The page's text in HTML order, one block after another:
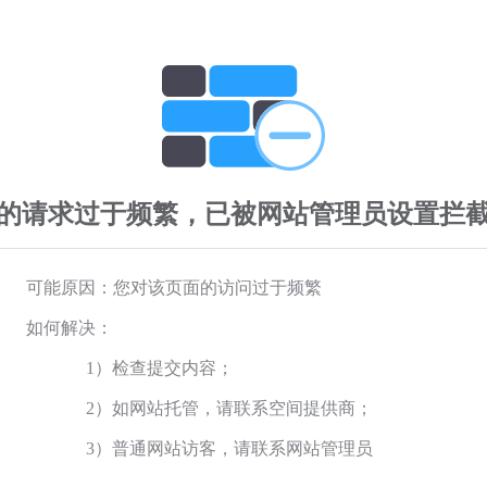
请求过于频繁，已被网站管理员设置拦
可能原因：您对该页面的访问过于频繁
如何解决：
1）检查提交内容；
2）如网站托管，请联系空间提供商；
3）普通网站访客，请联系网站管理员